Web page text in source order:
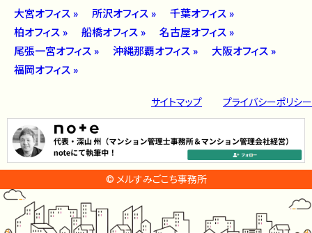
大宮オフィス »
所沢オフィス »
千葉オフィス »
柏オフィス »
船橋オフィス »
名古屋オフィス »
尾張一宮オフィス »
沖縄那覇オフィス »
大阪オフィス »
福岡オフィス »
サイトマップ プライバシーポリシー
© メルすみごこち事務所